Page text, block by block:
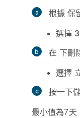
根據 保
選擇
在 下刪
選擇
按一下
最小值為7